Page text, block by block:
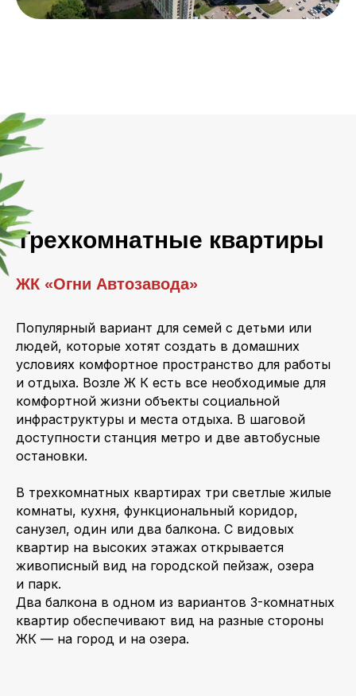
Трехкомнатные квартиры
ЖК «Огни Автозавода»
Популярный вариант для семей с детьми или
людей, которые хотят создать в домашних
условиях комфортное пространство для работы
и отдыха. Возле Ж К есть все необходимые для
комфортной жизни объекты социальной
инфраструктуры и места отдыха. В шаговой
доступности станция метро и две автобусные
остановки.
В трехкомнатных квартирах три светлые жилые
комнаты, кухня, функциональный коридор,
санузел, один или два балкона. С видовых
квартир на высоких этажах открывается
живописный вид на городской пейзаж, озера
и парк.
Два балкона в одном из вариантов 3-комнатных
квартир обеспечивают вид на разные стороны
ЖК — на город и на озера.